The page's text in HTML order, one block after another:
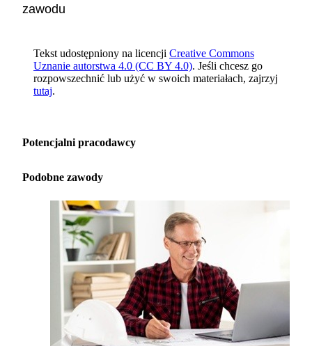
zawodu
Tekst udostępniony na licencji Creative Commons
Uznanie autorstwa 4.0 (CC BY 4.0). Jeśli chcesz go
rozpowszechnić lub użyć w swoich materiałach, zajrzyj
tutaj.
Potencjalni pracodawcy
Podobne zawody